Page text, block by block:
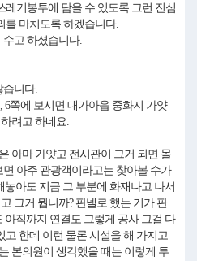
레기봉투에 담을 수 있도록 그런 진심
를 마치도록 하겠습니다.
고 하셨습니다.
습니다.
6쪽에 보시면 대가아읍 중화지 가얏
려고 하네요.
아마 가얏고 전시관이 그거 되면 몰
아주 관광객이라고는 찾아볼 수가
아도 지금 그 부분에 화재나고 나서
그거 뭡니까? 판넬로 했는 기가 판
아직까지 연결도 그렇게 공사 그걸 다
고 한데 이런 물론 시설을 해 가지고
본의원이 생각했을 때는 이렇게 투